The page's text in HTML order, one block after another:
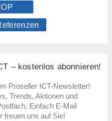
– kostenlos abonnieren!
Proseller ICT-Newsletter!
Trends, Aktionen und
Einfach E-Mail
freuen uns auf Sie!